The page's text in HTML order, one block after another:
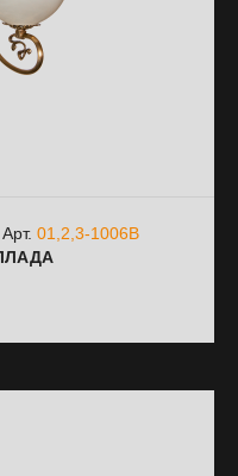
01,2,3-1006В